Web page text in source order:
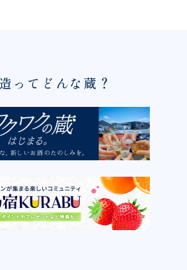
ってどんな蔵？